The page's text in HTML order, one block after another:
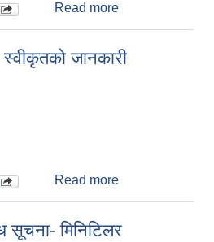
Read more
and 4
जानकारी
Read more
सूचना- मिनिटिलर